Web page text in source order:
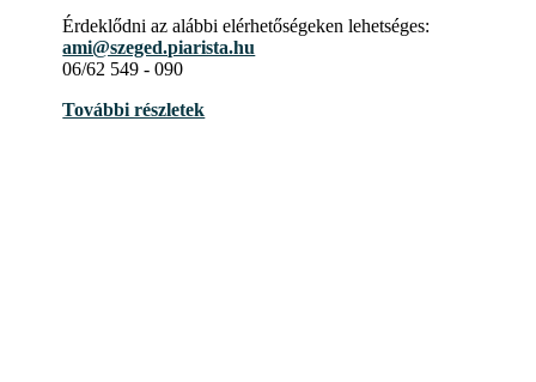
Érdeklődni az alábbi elérhetőségeken lehetséges:
ami@szeged.piarista.hu
06/62 549 - 090
További részletek